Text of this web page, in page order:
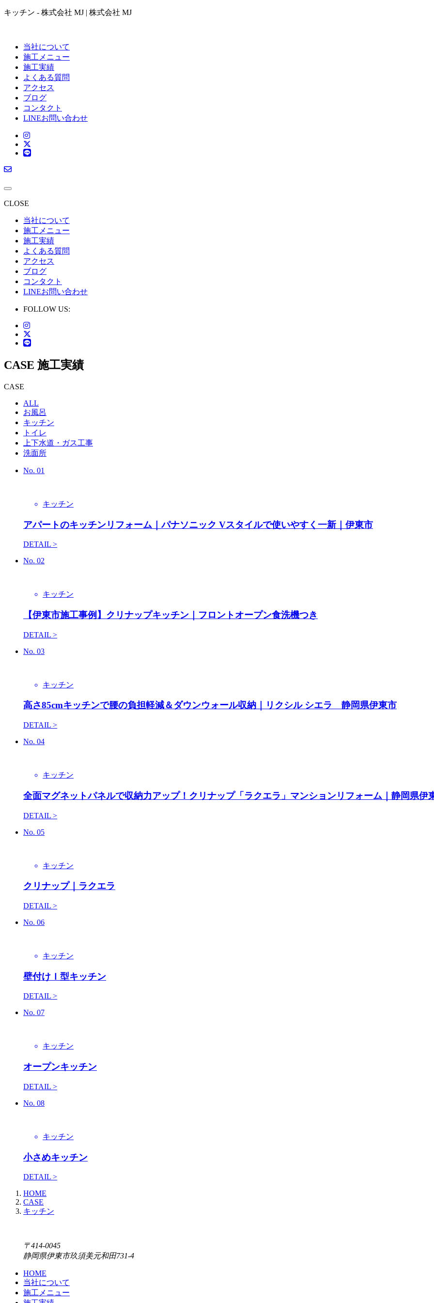
キッチン - 株式会社 MJ | 株式会社 MJ
当社について
施工メニュー
施工実績
よくある質問
アクセス
ブログ
コンタクト
LINEお問い合わせ
CLOSE
当社について
施工メニュー
施工実績
よくある質問
アクセス
ブログ
コンタクト
LINEお問い合わせ
FOLLOW US:
CASE 施工実績
CASE
ALL
お風呂
キッチン
トイレ
上下水道・ガス工事
洗面所
No. 01
キッチン
アパートのキッチンリフォーム｜パナソニック Vスタイルで使いやすく一新｜伊東市
DETAIL >
No. 02
キッチン
【伊東市施工事例】クリナップキッチン｜フロントオープン食洗機つき
DETAIL >
No. 03
キッチン
高さ85cmキッチンで腰の負担軽減＆ダウンウォール収納｜リクシル シエラ 静岡県伊東市
DETAIL >
No. 04
キッチン
全面マグネットパネルで収納力アップ！クリナップ「ラクエラ」マンションリフォーム｜静岡県伊
DETAIL >
No. 05
キッチン
クリナップ｜ラクエラ
DETAIL >
No. 06
キッチン
壁付けＩ型キッチン
DETAIL >
No. 07
キッチン
オープンキッチン
DETAIL >
No. 08
キッチン
小さめキッチン
DETAIL >
HOME
CASE
キッチン
〒414-0045
静岡県伊東市玖須美元和田731-4
HOME
当社について
施工メニュー